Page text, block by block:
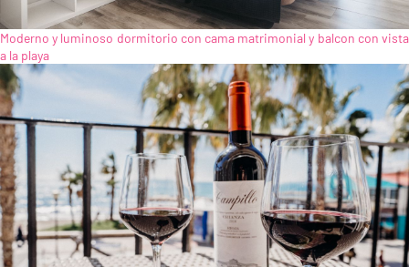
Moderno y luminoso dormitorio con cama matrimonial y balcon con vista
a la playa